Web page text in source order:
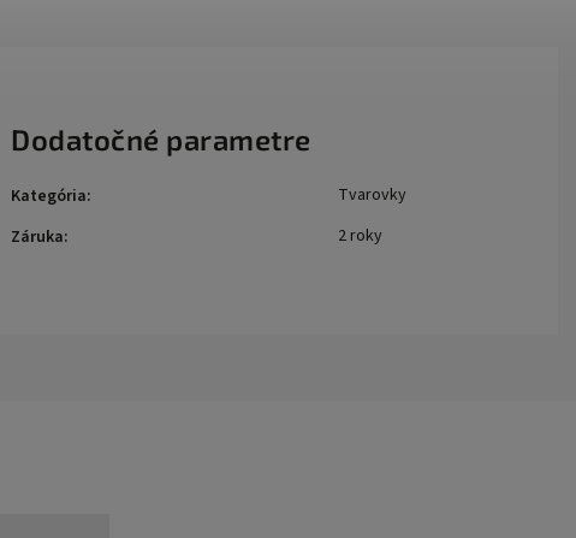
Dodatočné parametre
Kategória:
Tvarovky
Záruka: 2 roky